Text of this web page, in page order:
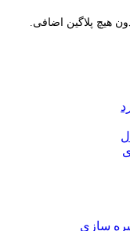
هیچ پلاگین اضافی.
سازی